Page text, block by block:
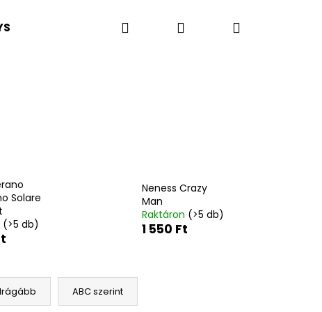
PARFÜMÖK LAKÁSI ÉS AUTÓ ILLATOK
KeresésBejelentkezés
Kosár
Solare
(>5 db)
Neness Crazy
Man
Raktáron (>5 db)
1 550 Ft
ABC szerint